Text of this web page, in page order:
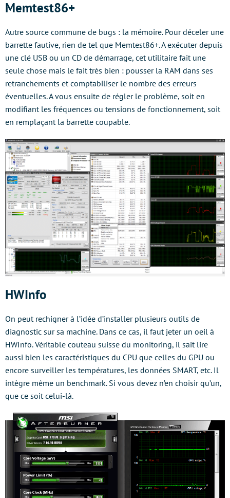
Memtest86+
Autre source commune de bugs : la mémoire. Pour déceler une
barrette fautive, rien de tel que Memtest86+. A exécuter depuis
une clé USB ou un CD de démarrage, cet utilitaire fait une
seule chose mais le fait très bien : pousser la RAM dans ses
retranchements et comptabiliser le nombre des erreurs
éventuelles. A vous ensuite de régler le problème, soit en
modifiant les fréquences ou tensions de fonctionnement, soit
en remplaçant la barrette coupable.
HWInfo
On peut rechigner à l’idée d’installer plusieurs outils de
diagnostic sur sa machine. Dans ce cas, il faut jeter un oeil à
HWInfo. Véritable couteau suisse du monitoring, il sait lire
aussi bien les caractéristiques du CPU que celles du GPU ou
encore surveiller les températures, les données SMART, etc. Il
intègre même un benchmark. Si vous devez n’en choisir qu’un,
que ce soit celui-là.